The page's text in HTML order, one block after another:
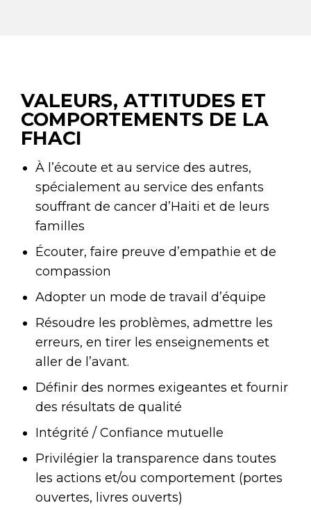
VALEURS, ATTITUDES ET
COMPORTEMENTS DE LA
FHACI
À l’écoute et au service des autres,
spécialement au service des enfants
souffrant de cancer d’Haiti et de leurs
familles
Écouter, faire preuve d’empathie et de
compassion
Adopter un mode de travail d’équipe
Résoudre les problèmes, admettre les
erreurs, en tirer les enseignements et
aller de l’avant.
Définir des normes exigeantes et fournir
des résultats de qualité
Intégrité / Confiance mutuelle
Privilégier la transparence dans toutes
les actions et/ou comportement (portes
ouvertes, livres ouverts)